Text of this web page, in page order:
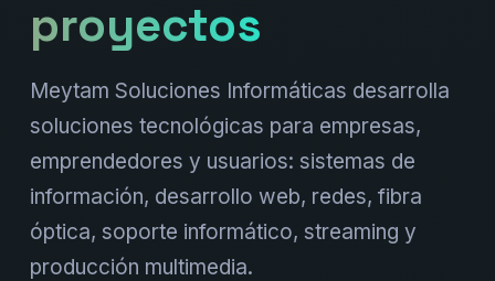
proyectos
Meytam Soluciones Informáticas desarrolla
soluciones tecnológicas para empresas,
emprendedores y usuarios: sistemas de
información, desarrollo web, redes, fibra
óptica, soporte informático, streaming y
producción multimedia.